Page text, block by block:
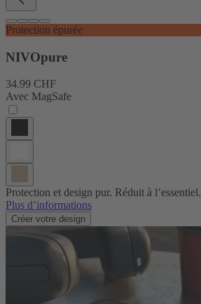
Protection épurée
NIVOpure
34.99 CHF
Avec MagSafe
Protection et design pur. Réduit à l’essentiel.
Plus d’informations
Créer votre design